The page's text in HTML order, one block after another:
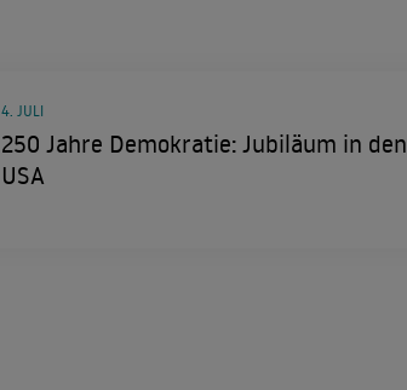
250 Jahre Demokratie: Jubiläum in den
USA
4. JULI